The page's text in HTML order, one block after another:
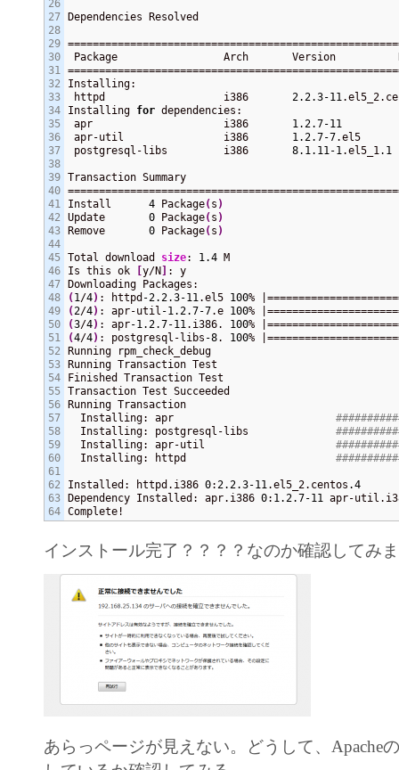
26
27
28
29
30
31
32
33
34
35
36
37
38
39
40
41
42
43
44
45
46
47
48
49
50
51
52
53
54
55
56
57
58
59
60
61
62
63
Dependencies Resolved
Package                 Arch       Version
Installing:
httpd                   i386 2.2.3-11
Installing for dependencies:
apr                     i386 1.2.7-11
apr-util                i386 1.2.7-7.el5
postgresql-libs         i386 8.1 .11 -1 .el5_1 .1
Transaction Summary
Install 4 Package(s )
Update 0 Package(s )
Remove 0 Package(s )
Total download size: 1.4 M
Is this ok
[y/N] : y
(1 /4) : httpd -2.2.3-11 .el5 100%
(2/4) : apr-util -1.2.7-7.e 100%
(3/4) : apr-1.2.7-11 .i386. 100%
(4/4) : postgresql-libs -8. 100%
Running rpm_check_debug
Running Transaction Test
Finished Transaction Test
Transaction Test Succeeded
Running Transaction
  Installing: apr
  Installing: postgresql-libs
  Installing: apr-util
  Installing: httpd
Installed: httpd.i386 0: 2.2.3-11 .el5_2.centos .4
Dependency Installed: apr.i386 0: 1.2.7-11
apr-
Complete!
インストール完了？？？？なのか確認してみ
あらっページが見えない。どうして、Apache